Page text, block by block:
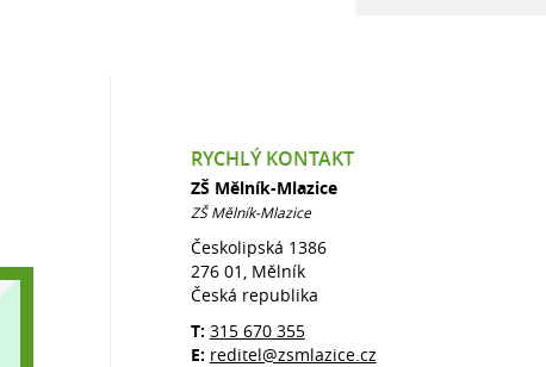
RYCHLÝ KONTAKT
ZŠ Mělník-Mlazice
ZŠ Mělník-Mlazice
Českolipská 1386
276 01, Mělník
Česká republika
T: 315 670 355
E: reditel@zsmlazice.cz